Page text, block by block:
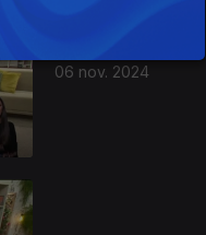
06 nov. 2024